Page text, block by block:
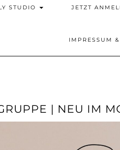
STUDIO JETZT
IMPRESSUM
| NEU IM